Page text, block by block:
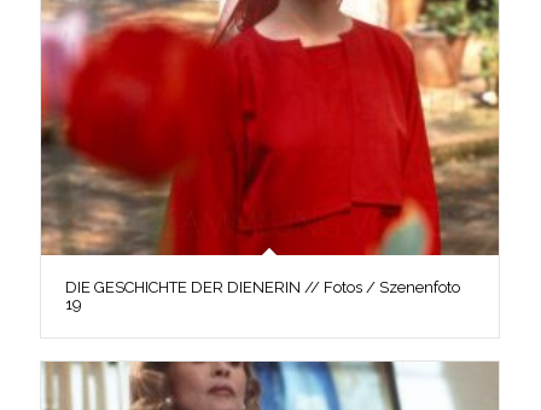
DIE GESCHICHTE DER DIENERIN // Fotos / Szenenfoto
19